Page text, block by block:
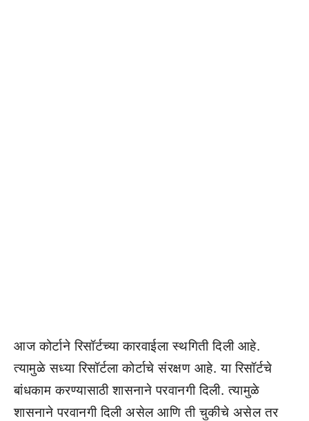
आज कोर्टाने रिसॉर्टच्या कारवाईला स्थगिती दिली आहे.
त्यामुळे सध्या रिसॉर्टला कोर्टाचे संरक्षण आहे. या रिसॉर्टचे
बांधकाम करण्यासाठी शासनाने परवानगी दिली. त्यामुळे
शासनाने परवानगी दिली असेल आणि ती चुकीचे असेल तर